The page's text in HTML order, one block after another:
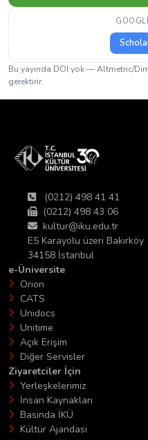
Bu yayında DOI yok — Altmetric/
gerektirir.
(0212) 498 41 41
(0212) 498 43 06
kultur@iku.edu.tr
E5 Karayolu üzeri Bakırköy
34158 İstanbul
e-Üniversite
Orion
CATS
Unidocs
Unitime
Açık Erişim
Diğer Servisler
Ziyaretciler İçin
Yerleşkelerimiz
İnsan Kaynakları
Basında İKÜ
Kültür Ajandası